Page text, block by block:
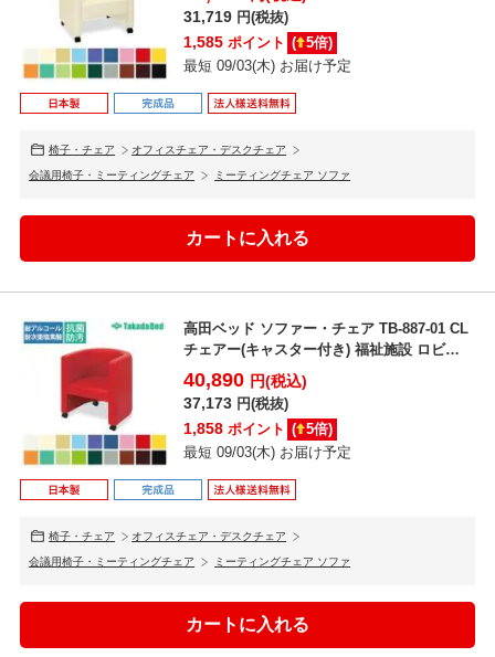
31,719 円(税抜)
1,585 ポイント ( 5倍)
最短 09/03(木) お届け予定
椅子・チェア オフィスチェア・デスクチェア
会議用椅子・ミーティングチェア ミーティングチェア ソファ
高田ベッド ソファー・チェア TB-887-01 CL
チェアー(キャスター付き) 福祉施設 ロビ
ー/...
40,890 円(税込)
37,173 円(税抜)
1,858 ポイント ( 5倍)
最短 09/03(木) お届け予定
椅子・チェア オフィスチェア・デスクチェア
会議用椅子・ミーティングチェア ミーティングチェア ソファ